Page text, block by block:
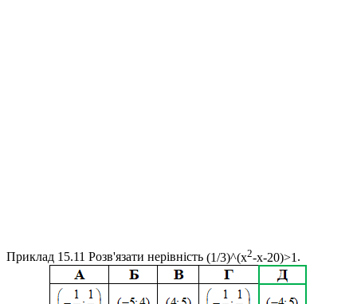
Приклад 15.11 Розв'язати нерівність (1/3)^(x2-x-20)>1 .